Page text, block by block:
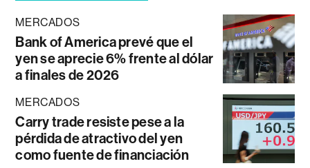
MERCADOS
Bank of America prevé que el
yen se aprecie 6% frente al dólar
a finales de 2026
MERCADOS
Carry trade resiste pese a la
pérdida de atractivo del yen
como fuente de financiación